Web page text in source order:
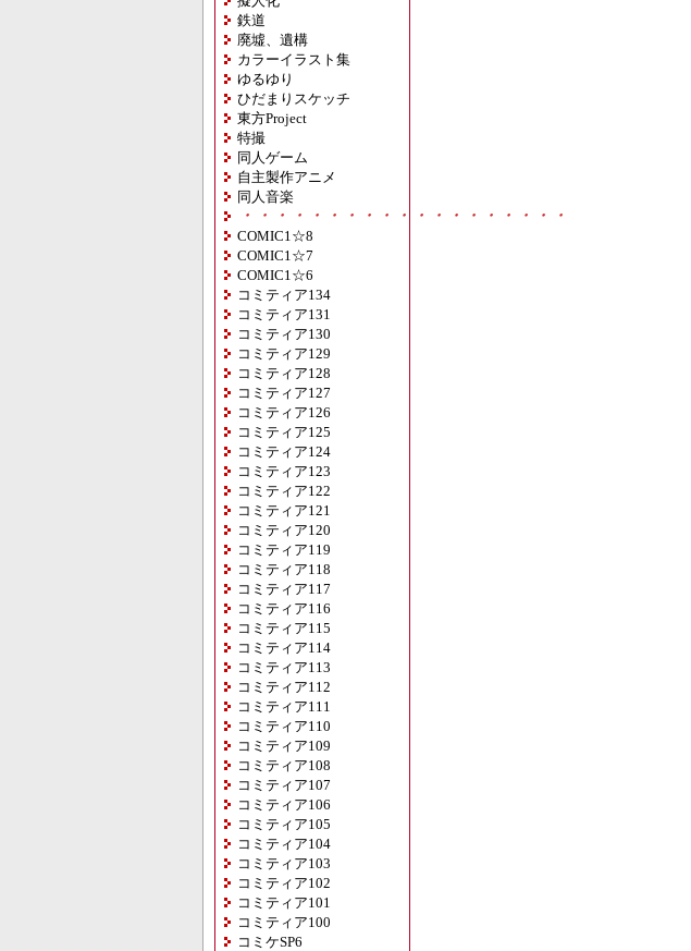
鉄道
廃墟、遺構
カラーイラスト集
ゆるゆり
ひだまりスケッチ
東方Project
特撮
同人ゲーム
自主製作アニメ
同人音楽
・・・・・・・・・・・・・・・・・・・
COMIC1☆8
COMIC1☆7
COMIC1☆6
コミティア134
コミティア131
コミティア130
コミティア129
コミティア128
コミティア127
コミティア126
コミティア125
コミティア124
コミティア123
コミティア122
コミティア121
コミティア120
コミティア119
コミティア118
コミティア117
コミティア116
コミティア115
コミティア114
コミティア113
コミティア112
コミティア111
コミティア110
コミティア109
コミティア108
コミティア107
コミティア106
コミティア105
コミティア104
コミティア103
コミティア102
コミティア101
コミティア100
コミケSP6